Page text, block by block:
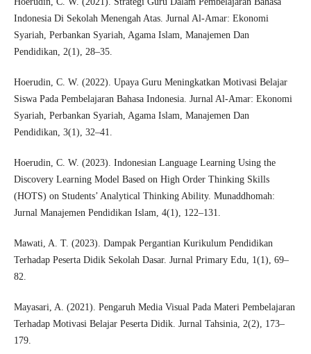
Indonesia Di Sekolah Menengah Atas. Jurnal Al-Amar: Ekonomi
Syariah, Perbankan Syariah, Agama Islam, Manajemen Dan
Pendidikan, 2(1), 28–35.
Hoerudin, C. W. (2022). Upaya Guru Meningkatkan Motivasi Belajar
Siswa Pada Pembelajaran Bahasa Indonesia. Jurnal Al-Amar: Ekonomi
Syariah, Perbankan Syariah, Agama Islam, Manajemen Dan
Pendidikan, 3(1), 32–41.
Hoerudin, C. W. (2023). Indonesian Language Learning Using the
Discovery Learning Model Based on High Order Thinking Skills
(HOTS) on Students’ Analytical Thinking Ability. Munaddhomah:
Jurnal Manajemen Pendidikan Islam, 4(1), 122–131.
Mawati, A. T. (2023). Dampak Pergantian Kurikulum Pendidikan
Terhadap Peserta Didik Sekolah Dasar. Jurnal Primary Edu, 1(1), 69–
82.
Mayasari, A. (2021). Pengaruh Media Visual Pada Materi Pembelajaran
Terhadap Motivasi Belajar Peserta Didik. Jurnal Tahsinia, 2(2), 173–
179.